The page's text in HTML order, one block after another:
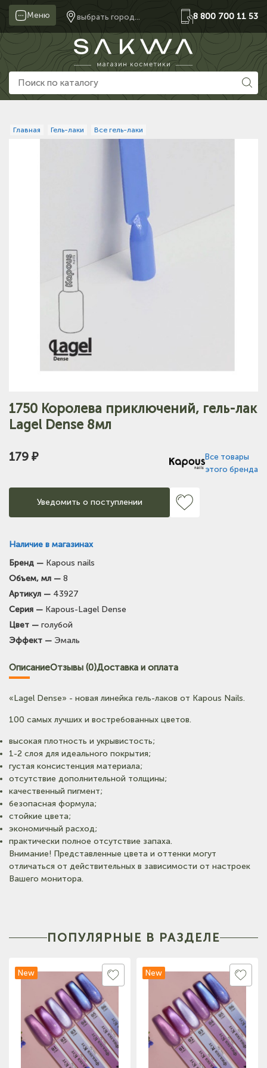
Меню выбрать город... 8 800 700 11 53
Главная Гель-лаки Все гель-лаки
1750 Королева приключений, гель-лак
Lagel Dense 8мл
179 ₽
Все товары
этого бренда
Уведомить о поступлении
Наличие в магазинах
Бренд — Kapous nails
Объем, мл — 8
Артикул — 43927
Серия — Kapous-Lagel Dense
Цвет — голубой
Эффект — Эмаль
ОписаниеОтзывы (0)Доставка и оплата
«Lagel Dense» - новая линейка гель-лаков от Kapous Nails.
100 самых лучших и востребованных цветов.
высокая плотность и укрывистость;
1-2 слоя для идеального покрытия;
густая консистенция материала;
отсутствие дополнительной толщины;
качественный пигмент;
безопасная формула;
стойкие цвета;
экономичный расход;
практически полное отсутствие запаха.
Внимание! Представленные цвета и оттенки могут
отличаться от действительных в зависимости от настроек
Вашего монитора.
ПОПУЛЯРНЫЕ В РАЗДЕЛЕ
New New